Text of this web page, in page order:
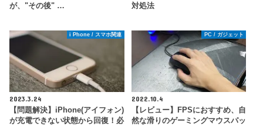
が、"その後" …
対処法
i Phone / スマホ関連
2023.3.24
【問題解決】iPhone(アイフォン)
が充電できない状態から回復！必
PC / ガジェット
2022.10.4
【レビュー】FPSにおすすめ、自
然な滑りのゲーミングマウスパッ